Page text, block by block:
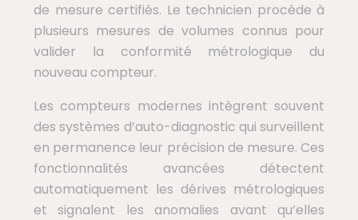
de mesure certifiés. Le technicien procède à
plusieurs mesures de volumes connus pour
valider la conformité métrologique du
nouveau compteur.
Les compteurs modernes intègrent souvent
des systèmes d’auto-diagnostic qui surveillent
en permanence leur précision de mesure. Ces
fonctionnalités avancées détectent
automatiquement les dérives métrologiques
et signalent les anomalies avant qu’elles